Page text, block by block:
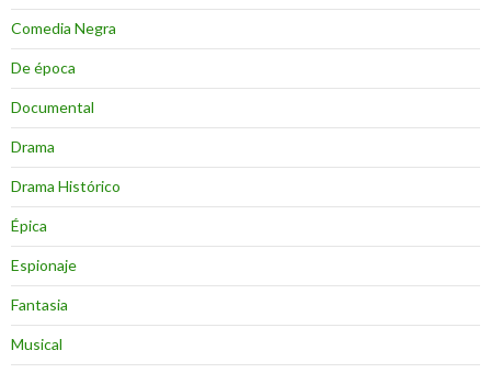
Comedia Negra
De época
Documental
Drama
Drama Histórico
Épica
Espionaje
Fantasia
Musical